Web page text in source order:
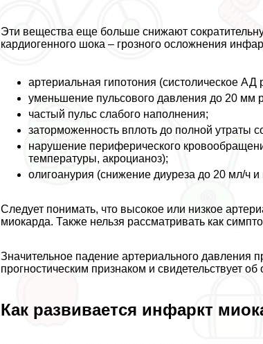
Эти вещества еще больше снижают
кардиогенного шока – грозного осложнения
артериальная гипотония (систолическое
уменьшение пульсового давления до 20 мм
частый пульс слабого наполнения;
заторможенность вплоть до полной утраты
нарушение периферического
температуры, акроцианоз);
олигоанурия (снижение диуреза до 20 мл/ч и
Следует понимать, что высокое или низкое
миокарда. Также нельзя рассматривать как
Значительное падение артериального давления
прогностическим признаком и свидетельствует
Как развивается инфаркт